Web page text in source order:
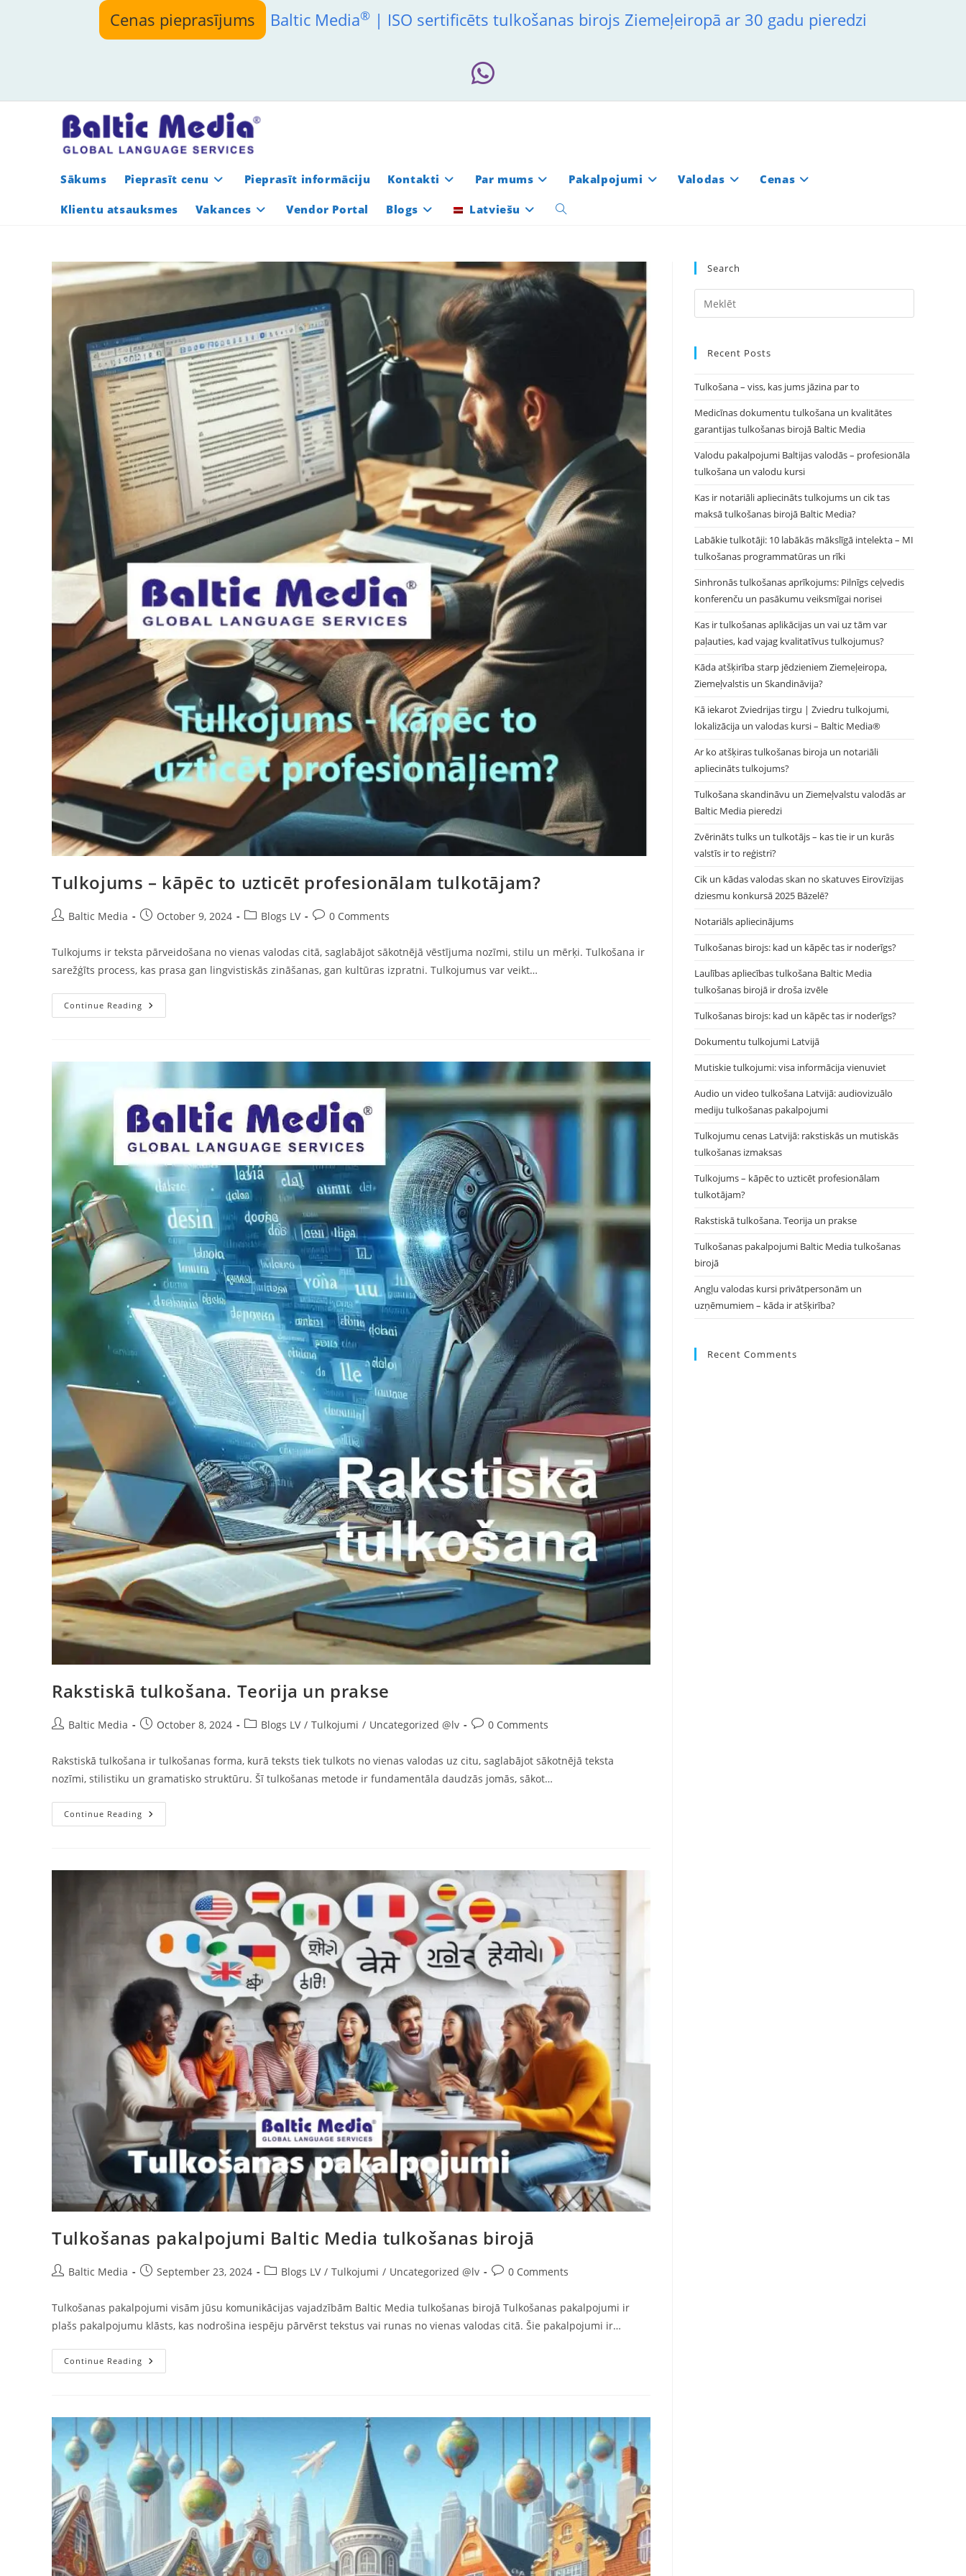
Cenas pieprasījums Baltic Media® | ISO sertificēts tulkošanas birojs Ziemeļeiropā ar 30 gadu pieredzi
Sākums Pieprasīt cenu Pieprasīt informāciju Kontakti Par mums Pakalpojumi Valodas
Cenas
Klientu atsauksmes
Vakances Vendor Portal Blogs Latviešu Toggle
search
Tulkojums – kāpēc to uzticēt profesionālam tulkotājam?
PostBaltic Media
PostOctober 9, 2024
PostBlogs LV
Post0 Comments
Tulkojums ir teksta pārveidošana no vienas valodas citā, saglabājot sākotnējā vēstījuma nozīmi, stilu un mērķi. Tulkošana ir
sarežģīts process, kas prasa gan lingvistiskās zināšanas, gan kultūras izpratni. Tulkojumus var veikt…
Continue Reading Tulkojums
–
Tulkotājam?
Rakstiskā tulkošana. Teorija un prakse
PostBaltic Media
PostOctober 8, 2024
PostBlogs LV / Tulkojumi / Uncategorized @lv
Post0 Comments
Rakstiskā tulkošana ir tulkošanas forma, kurā teksts tiek tulkots no vienas valodas uz citu, saglabājot sākotnējā teksta
nozīmi, stilistiku un gramatisko struktūru. Šī tulkošanas metode ir fundamentāla daudzās jomās, sākot…
Continue Reading Rakstiskā
Tulkošana.
Tulkošanas pakalpojumi Baltic Media tulkošanas birojā
PostBaltic Media
PostSeptember 23, 2024
PostBlogs LV / Tulkojumi / Uncategorized @lv
Post0 Comments
Tulkošanas pakalpojumi visām jūsu komunikācijas vajadzībām Baltic Media tulkošanas birojā Tulkošanas pakalpojumi ir
plašs pakalpojumu klāsts, kas nodrošina iespēju pārvērst tekstus vai runas no vienas valodas citā. Šie pakalpojumi ir…
Continue Reading Tulkošanas
Pakalpojumi
Search
Escape
Recent Posts
Tulkošana – viss, kas jums jāzina par to
Medicīnas dokumentu tulkošana un kvalitātes
garantijas tulkošanas birojā Baltic Media
Valodu pakalpojumi Baltijas valodās – profesionāla
tulkošana un valodu kursi
Kas ir notariāli apliecināts tulkojums un cik tas
maksā tulkošanas birojā Baltic Media?
Labākie tulkotāji: 10 labākās mākslīgā intelekta – MI
tulkošanas programmatūras un rīki
Sinhronās tulkošanas aprīkojums: Pilnīgs ceļvedis
konferenču un pasākumu veiksmīgai norisei
Kas ir tulkošanas aplikācijas un vai uz tām var
paļauties, kad vajag kvalitatīvus tulkojumus?
Kāda atšķirība starp jēdzieniem Ziemeļeiropa,
Ziemeļvalstis un Skandināvija?
Kā iekarot Zviedrijas tirgu | Zviedru tulkojumi,
lokalizācija un valodas kursi – Baltic Media®
Ar ko atšķiras tulkošanas biroja un notariāli
apliecināts tulkojums?
Tulkošana skandināvu un Ziemeļvalstu valodās ar
Baltic Media pieredzi
Zvērināts tulks un tulkotājs – kas tie ir un kurās
valstīs ir to reģistri?
Cik un kādas valodas skan no skatuves Eirovīzijas
dziesmu konkursā 2025 Bāzelē?
Notariāls apliecinājums
Tulkošanas birojs: kad un kāpēc tas ir noderīgs?
Laulības apliecības tulkošana Baltic Media
tulkošanas birojā ir droša izvēle
Tulkošanas birojs: kad un kāpēc tas ir noderīgs?
Dokumentu tulkojumi Latvijā
Mutiskie tulkojumi: visa informācija vienuviet
Audio un video tulkošana Latvijā: audiovizuālo
mediju tulkošanas pakalpojumi
Tulkojumu cenas Latvijā: rakstiskās un mutiskās
tulkošanas izmaksas
Tulkojums – kāpēc to uzticēt profesionālam
tulkotājam?
Rakstiskā tulkošana. Teorija un prakse
Tulkošanas pakalpojumi Baltic Media tulkošanas
birojā
Angļu valodas kursi privātpersonām un
uzņēmumiem – kāda ir atšķirība?
Recent Comments